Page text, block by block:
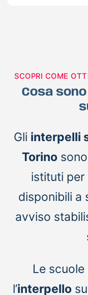
SCOPRI COME
Cosa
Gli interpelli
Torinosono
istituti per
disponibili a
avviso
Le
l’interpello